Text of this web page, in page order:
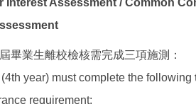
Interest Assessment / Common
畢業生離校檢核需完成三項施測：
year) must complete the following
requirement: